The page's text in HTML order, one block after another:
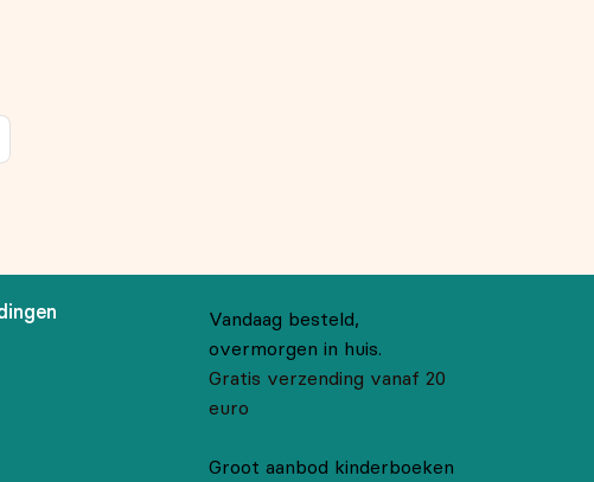
Vandaag besteld,
overmorgen in huis.
Gratis verzending vanaf 20
euro
Groot aanbod kinderboeken